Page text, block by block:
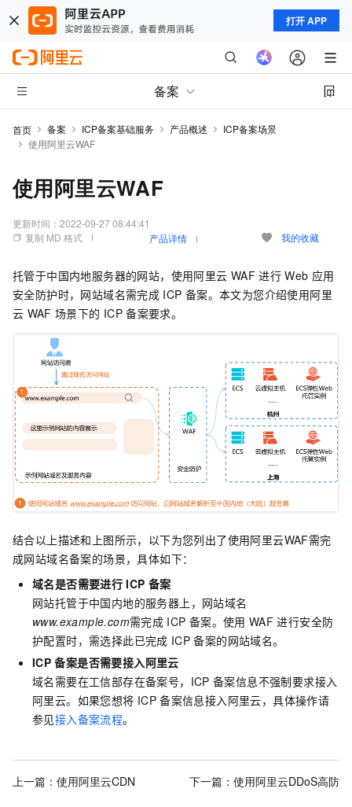
打开 APP
备案
首页 备案 ICP备案基础服务 产品概述
ICP备案场景
使用阿里云WAF
使用阿里云WAF
更新时间： 2022-09-27 08:44:41
复制 MD 格式
产品详情 我的收藏
托管于中国内地服务器的网站，使用阿里云 WAF 进行 Web 应用
安全防护时，网站域名需完成 ICP 备案。本文为您介绍使用阿里
云 WAF 场景下的 ICP 备案要求。
结合以上描述和上图所示，以下为您列出了使用阿里云WAF需完
成网站域名备案的场景，具体如下：
域名是否需要进行 ICP 备案
网站托管于中国内地的服务器上，网站域名
www.example.com需完成 ICP 备案。使用 WAF 进行安全防
护配置时，需选择此已完成 ICP 备案的网站域名。
ICP 备案是否需要接入阿里云
域名需要在工信部存在备案号，ICP 备案信息不强制要求接入
阿里云。 如果您想将 ICP 备案信息接入阿里云，具体操作请
参见接入备案流程。
上一篇： 使用阿里云CDN 下一篇： 使用阿里云DDoS高防